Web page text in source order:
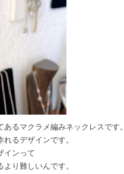
るマクラメ編みネックレスです。
るデザインです。
インって
り難しいんです。